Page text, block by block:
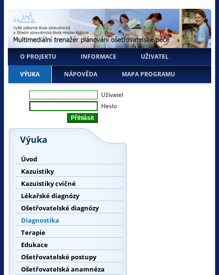
O PROJEKTU INFORMACE UŽIVATEL
VÝUKA NÁPOVĚDA MAPA PROGRAMU
Uživatel
Heslo
Výuka
Úvod
Kazuistiky
Kazuistiky cvičné
Lékařské diagnózy
Ošetřovatelské diagnózy
Diagnostika
Terapie
Edukace
Ošetřovatelské postupy
Ošetřovatelská anamnéza